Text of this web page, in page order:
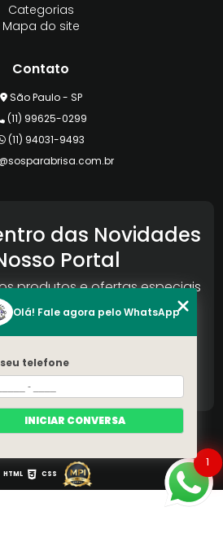
Categorias
Mapa do site
Contato
São Paulo - SP
(11) 99625-0299
(11) 94031-9493
das Novidades
Portal
produtos e ofertas especiais
da Reconlog
brisa. (Lei 9610 de 19/02/1998)
HTML CSS
1
Olá! Fale agora pelo WhatsApp
telefone
INICIAR CONVERSA